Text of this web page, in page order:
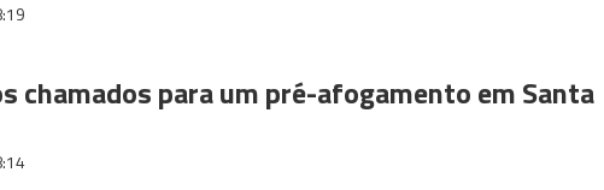
chamados para um pré-afogamento em Santa